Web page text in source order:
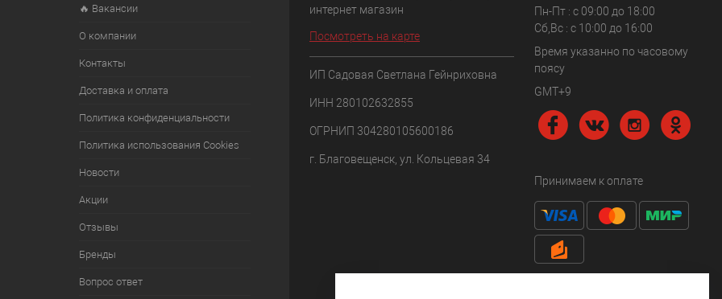
🔥 Вакансии
О компании
Контакты
Доставка и оплата
Политика конфиденциальности
Политика использования Cookies
Новости
Акции
Отзывы
Бренды
Вопрос ответ
интернет магазин
Посмотреть на карте
ИП Садовая Светлана Гейнриховна
ИНН 280102632855
ОГРНИП 304280105600186
г. Благовещенск, ул. Кольцевая 34
Пн-Пт : с 09:00 до 18:00
Сб,Вс : c 10:00 до 16:00
Время указанно по часовому
поясу
GMT+9
Принимаем к оплате